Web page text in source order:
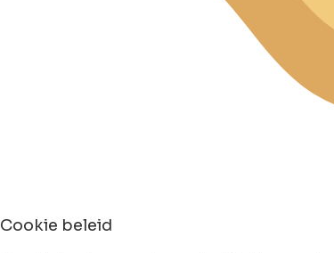
Cookie beleid